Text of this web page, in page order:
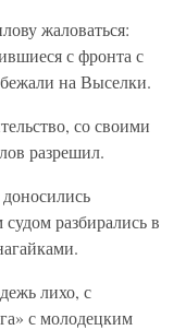
жаловаться:
с фронта с
на Выселки.
со своими
разрешил.
разбирались в
лихо, с
с молодецким